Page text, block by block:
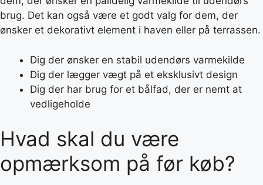
brug. Det kan også være et godt valg for dem, der
ønsker et dekorativt element i haven eller på terrassen.
Dig der ønsker en stabil udendørs varmekilde
Dig der lægger vægt på et eksklusivt design
Dig der har brug for et bålfad, der er nemt at
vedligeholde
Hvad skal du være
opmærksom på før køb?